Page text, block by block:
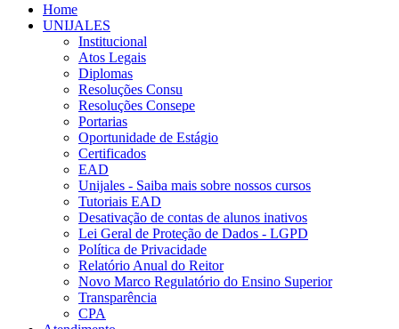
Home
UNIJALES
Institucional
Atos Legais
Diplomas
Resoluções Consu
Resoluções Consepe
Portarias
Oportunidade de Estágio
Certificados
EAD
Unijales - Saiba mais sobre nossos cursos
Tutoriais EAD
Desativação de contas de alunos inativos
Lei Geral de Proteção de Dados - LGPD
Política de Privacidade
Relatório Anual do Reitor
Novo Marco Regulatório do Ensino Superior
Transparência
CPA